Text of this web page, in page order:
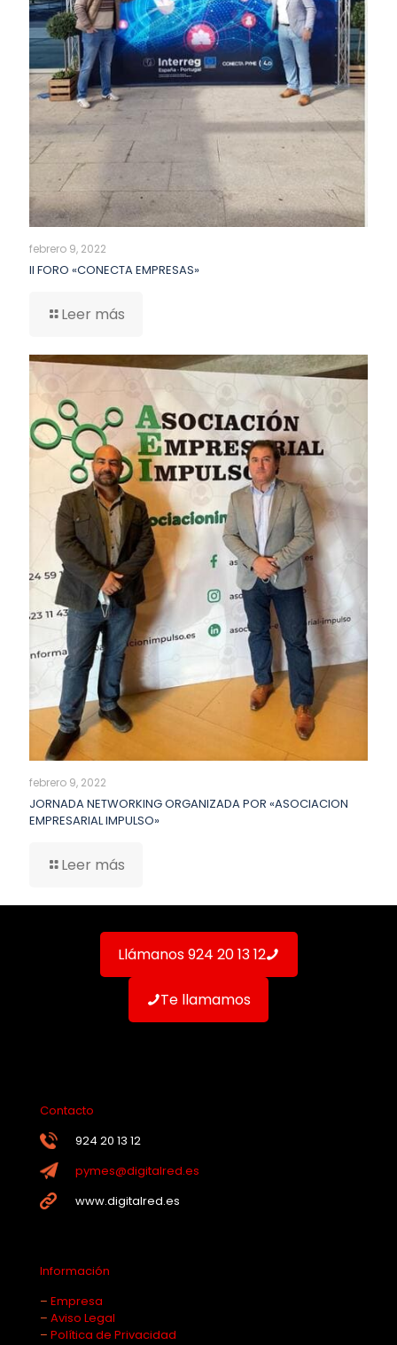
febrero 9, 2022
II FORO «CONECTA EMPRESAS»
Leer más
febrero 9, 2022
JORNADA NETWORKING ORGANIZADA POR «ASOCIACION
EMPRESARIAL IMPULSO»
Leer más
Llámanos 924 20 13 12
Te llamamos
Contacto
924 20 13 12
pymes@digitalred.es
www.digitalred.es
Información
– Empresa
– Aviso Legal
– Política de Privacidad